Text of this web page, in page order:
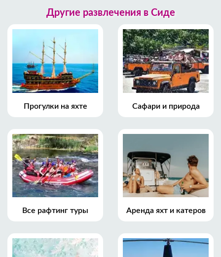
Другие развлечения в Сиде
Прогулки на яхте Сафари и природа
Все рафтинг туры Аренда яхт и катеров